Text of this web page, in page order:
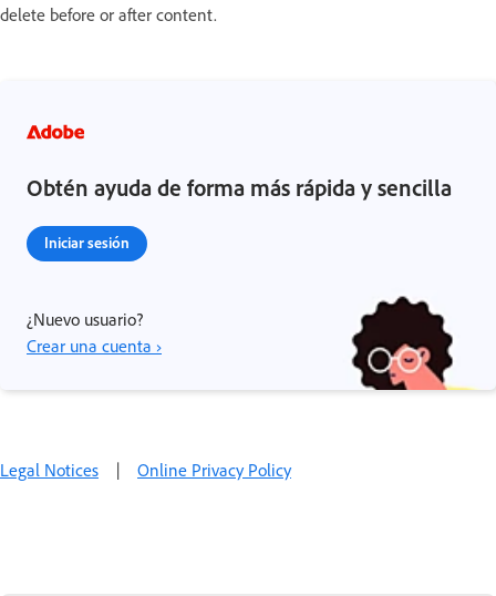
delete before or after content.
Obtén ayuda de forma más rápida y sencilla
Iniciar sesión
¿Nuevo usuario?
Crear una cuenta ›
Legal Notices | Online Privacy Policy